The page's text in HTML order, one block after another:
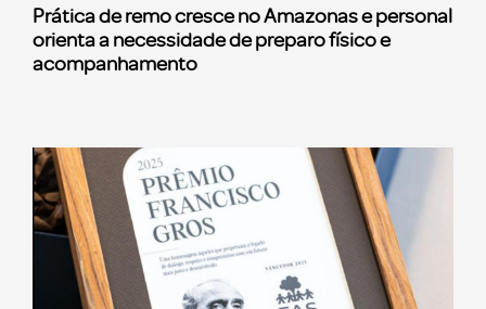
Prática de remo cresce no Amazonas e personal
orienta a necessidade de preparo físico e
acompanhamento